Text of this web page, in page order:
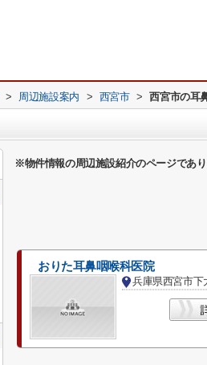
> 周辺施設案内 > 西宮市 > 西宮市の耳
※物件情報の周辺施設紹介のページであ
おりた耳鼻咽喉科医院
兵庫県西宮市下